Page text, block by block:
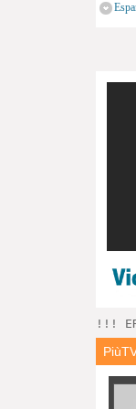
!!!